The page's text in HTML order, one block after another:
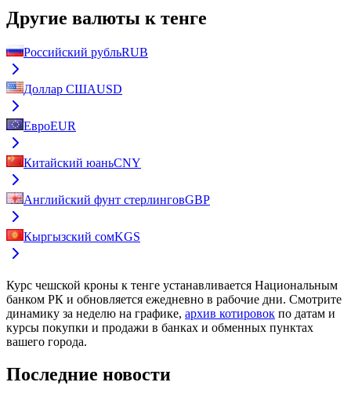
Другие валюты к тенге
Российский рубльRUB
Доллар СШАUSD
ЕвроEUR
Китайский юаньCNY
Английский фунт стерлинговGBP
Кыргызский сомKGS
Курс чешской кроны к тенге устанавливается Национальным
банком РК и обновляется ежедневно в рабочие дни. Смотрите
динамику за неделю на графике, архив котировок по датам и
курсы покупки и продажи в банках и обменных пунктах
вашего города.
Последние новости